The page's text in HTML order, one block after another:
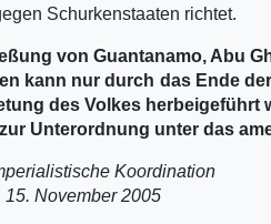
Schurkenstaaten richtet.
von Guantanamo, Abu
kann nur durch das Ende
des Volkes herbeigeführt
Unterordnung unter das
Koordination
15. November 2005